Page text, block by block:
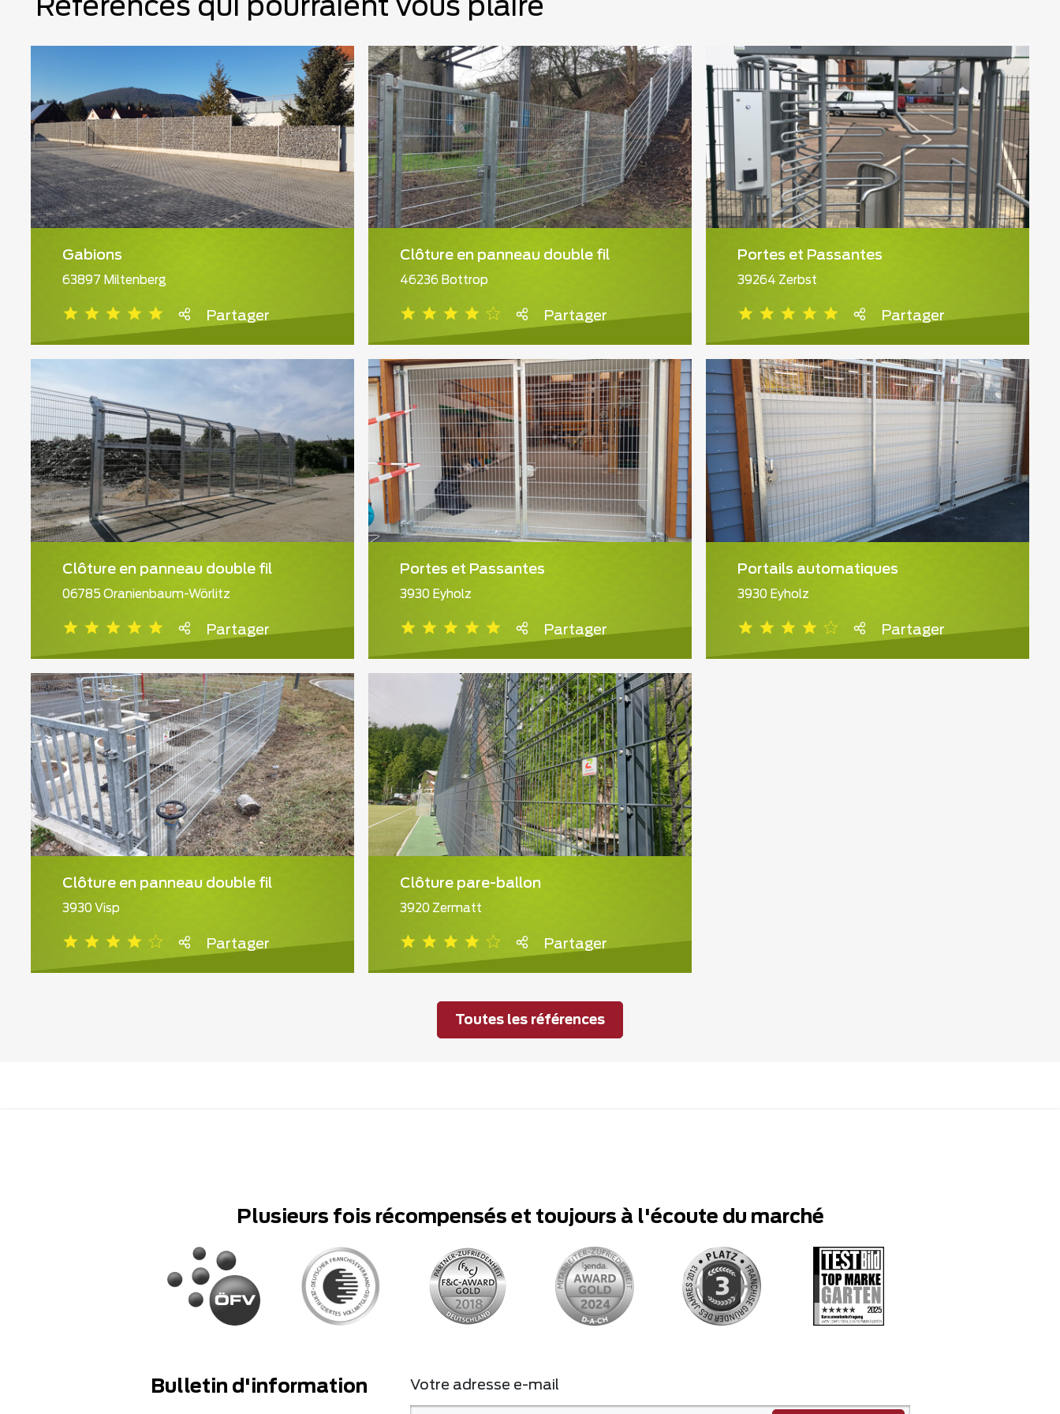
Références qui pourraient vous plaire
Gabions
63897 Miltenberg
Partager
Clôture en panneau double fil
46236 Bottrop
Partager
Portes et Passantes
39264 Zerbst
Partager
Clôture en panneau double fil
06785 Oranienbaum-Wörlitz
Partager
Portes et Passantes
3930 Eyholz
Partager
Portails automatiques
3930 Eyholz
Partager
Clôture en panneau double fil
3930 Visp
Partager
Clôture pare-ballon
3920 Zermatt
Partager
Toutes les références
Plusieurs fois récompensés et toujours à l'écoute du marché
Bulletin d'information Votre adresse e-mail